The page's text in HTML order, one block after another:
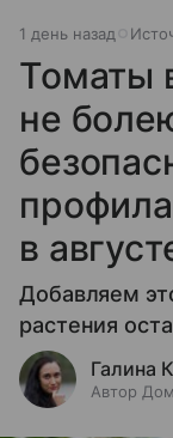
1 день назад
Томаты
не
в
Добавляем
растения
Галина
Автор